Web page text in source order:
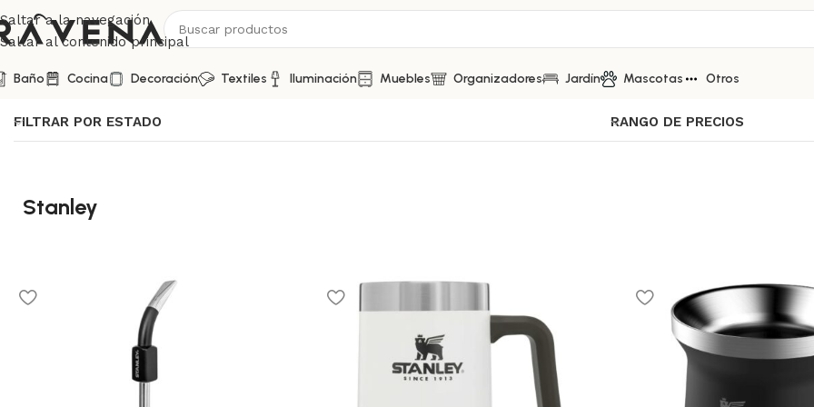
Saltar a la navegación
Saltar al contenido principal
Baño Cocina Decoración Textiles Iluminación Muebles Organizadores Jardín Mascotas Otros
FILTRAR POR ESTADO RANGO DE PRECIOS
Stanley